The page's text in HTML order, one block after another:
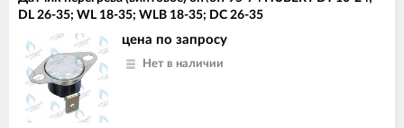
DL 26-35; WL 18-35; WLB 18-35; DC 26-35
цена по запросу
Нет в наличии